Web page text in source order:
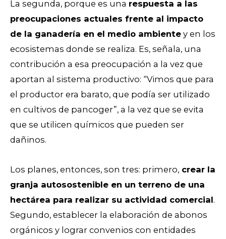
La segunda, porque es una respuesta a las
preocupaciones actuales frente al impacto
de la ganadería en el medio ambiente y en los
ecosistemas donde se realiza. Es, señala, una
contribución a esa preocupación a la vez que
aportan al sistema productivo: “Vimos que para
el productor era barato, que podía ser utilizado
en cultivos de pancoger”, a la vez que se evita
que se utilicen químicos que pueden ser
dañinos.
Los planes, entonces, son tres: primero, crear la
granja autosostenible en un terreno de una
hectárea para realizar su actividad comercial.
Segundo, establecer la elaboración de abonos
orgánicos y lograr convenios con entidades